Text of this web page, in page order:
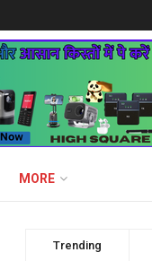
MORE
Trending